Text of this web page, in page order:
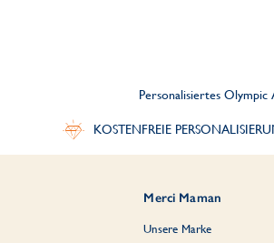
Personalisiertes
KOSTENFREIE
Merci Maman
Unsere Marke